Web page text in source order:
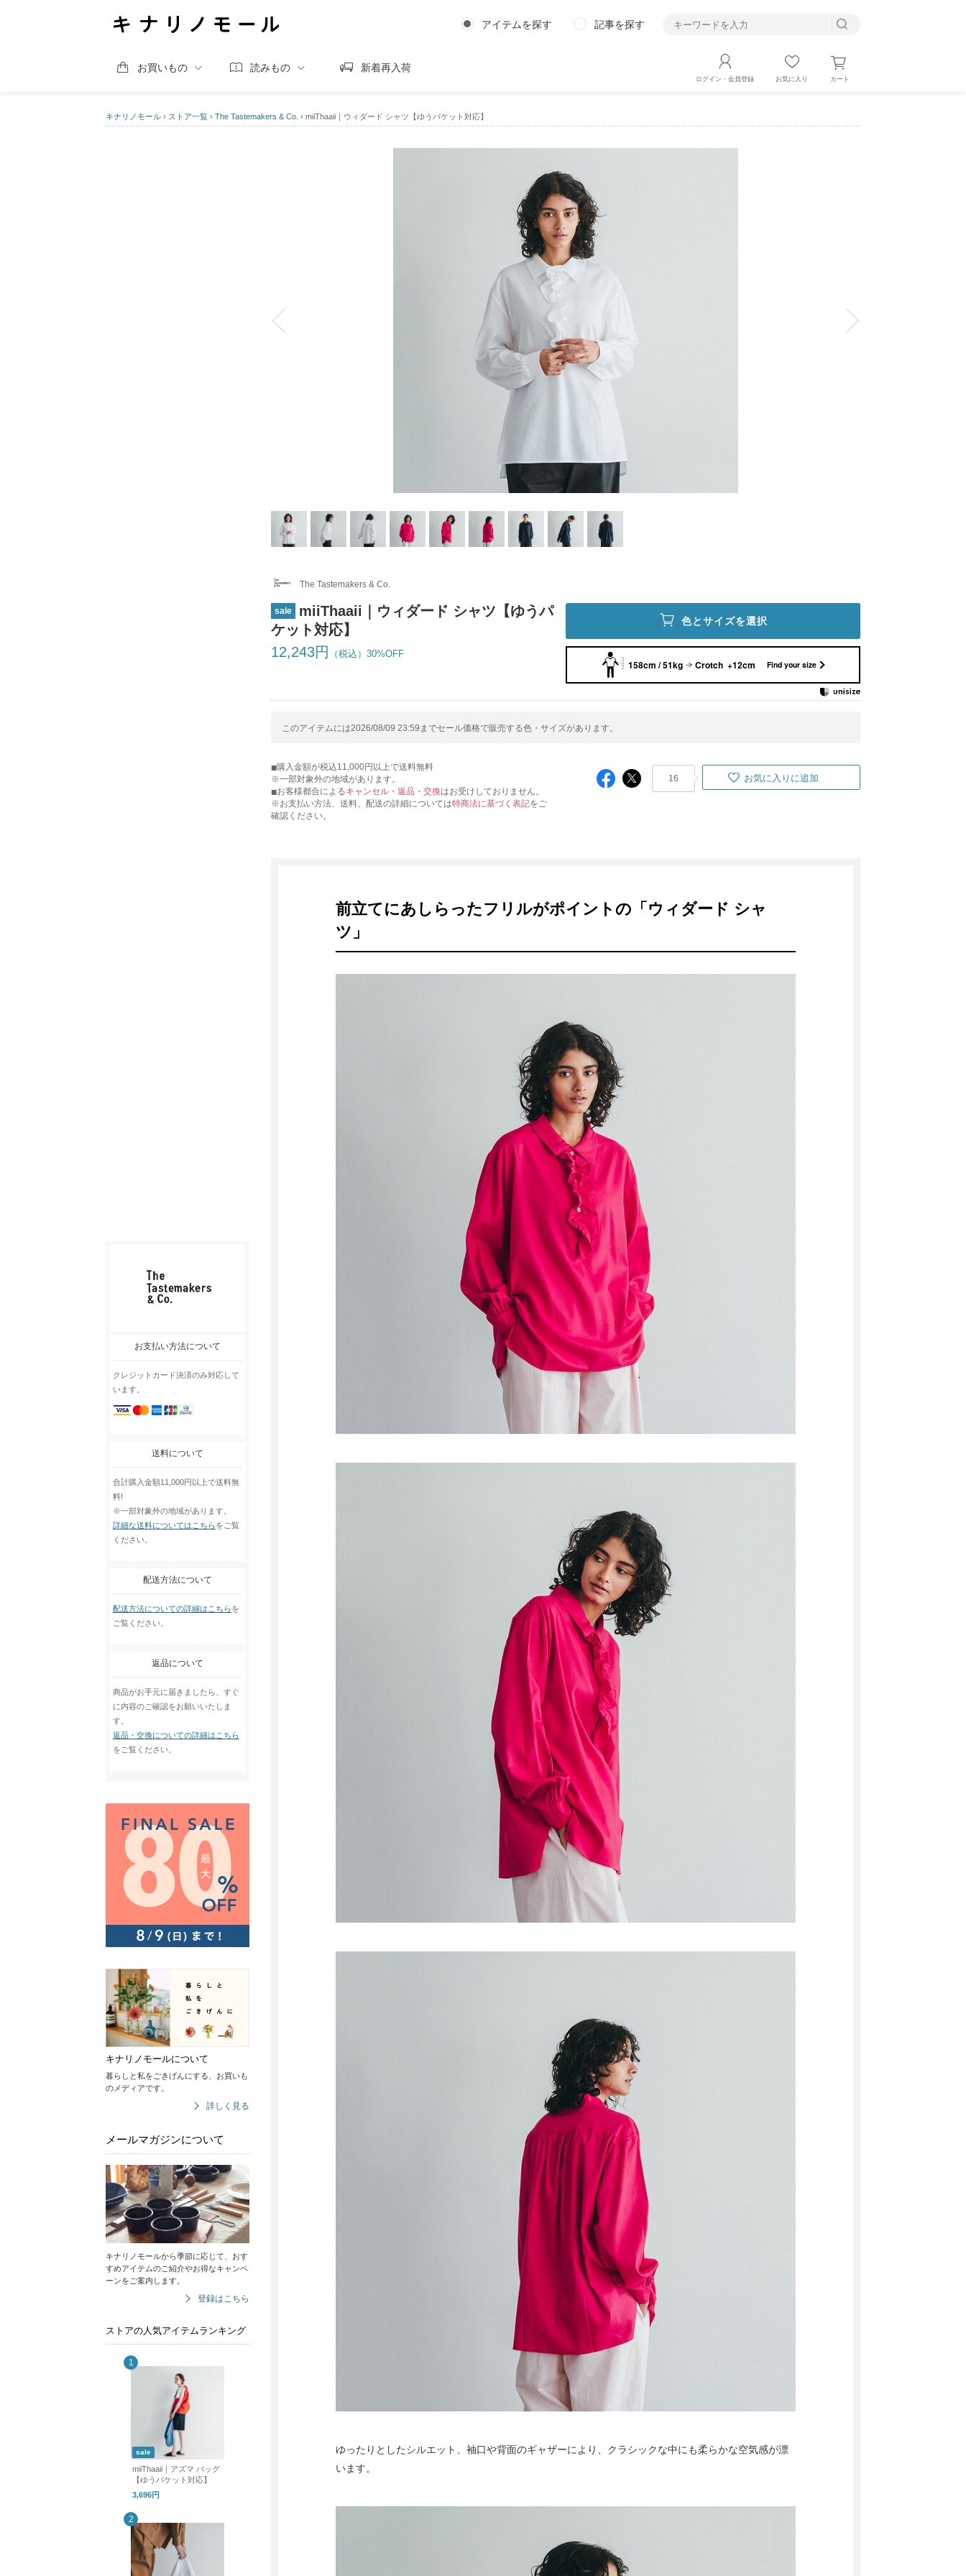
アイテムを探す 記事を探す
お買いもの 読みもの 新着再入荷
ログイン・会員登録 お気に入り カート
キナリノモール › ストア一覧 › The Tastemakers & Co. › miiThaaii｜ウィダード シャツ【ゆうパケット対応】
お支払い方法について
クレジットカード決済のみ対応して
います。
送料について
合計購入金額11,000円以上で送料無
料!
※一部対象外の地域があります。
詳細な送料についてはこちらをご覧
ください。
配送方法について
配送方法についての詳細はこちらを
ご覧ください。
返品について
商品がお手元に届きましたら、すぐ
に内容のご確認をお願いいたしま
す。
返品・交換についての詳細はこちら
をご覧ください。
キナリノモールについて
暮らしと私をごきげんにする、お買いも
のメディアです。
詳しく見る
メールマガジンについて
キナリノモールから季節に応じて、おす
すめアイテムのご紹介やお得なキャンペ
ーンをご案内します。
登録はこちら
ストアの人気アイテムランキング
sale
miiThaaii｜アズマ バッグ
【ゆうパケット対応】
3,696円
The Tastemakers & Co.
sale
miiThaaii｜ウィダード シャツ【ゆうパ
ケット対応】
12,243円
30%OFF
色とサイズを選択
158cm / 51kg Crotch +12cm Find your size
このアイテムには2026/08/09 23:59までセール価格で販売する色・サイズがあります。
購入金額が税込11,000円以上で送料無料
※一部対象外の地域があります。
お客様都合によるキャンセル・返品・交換はお受けしておりません。
※お支払い方法、送料、配送の詳細については特商法に基づく表記をご
確認ください。
16 お気に入りに追加
前立てにあしらったフリルがポイントの「ウィダード シャ
ツ」
ゆったりとしたシルエット、袖口や背面のギャザーにより、クラシックな中にも柔らかな空気感が漂
います。